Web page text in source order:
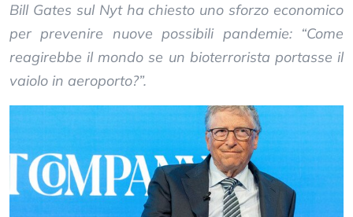
Bill Gates sul Nyt ha chiesto uno sforzo economico
per prevenire nuove possibili pandemie: “Come
reagirebbe il mondo se un bioterrorista portasse il
vaiolo in aeroporto?”.